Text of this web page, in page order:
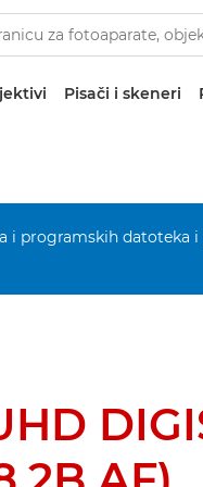
Pisači i skeneri
i programskih datoteka